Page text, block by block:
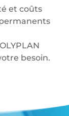
et coûts
besoin.